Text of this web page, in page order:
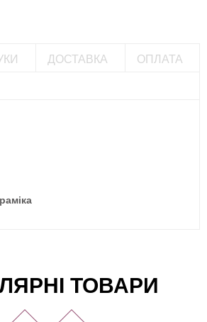
ДОСТАВКА
ОПЛАТА
ТОВАРИ